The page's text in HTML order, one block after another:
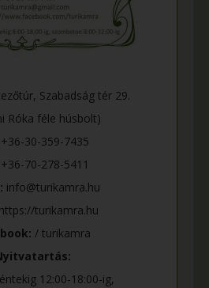
Szabadság tér 29.
Róka féle húsbolt)
+36-30-359-7435
+36-70-278-5411
info@turikamra.hu
https://turikamra.hu
/ turikamra
12:00-18:00-ig,